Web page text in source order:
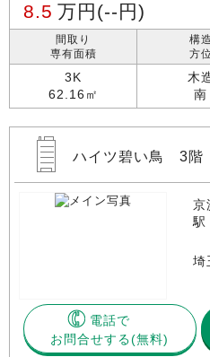
8.5 万円 (--円)
間取り
専有面積
3K
62.16㎡
構造
方位
木
南
ハイツ碧い鳥 3階
京
駅
埼
電話で
お問合せする